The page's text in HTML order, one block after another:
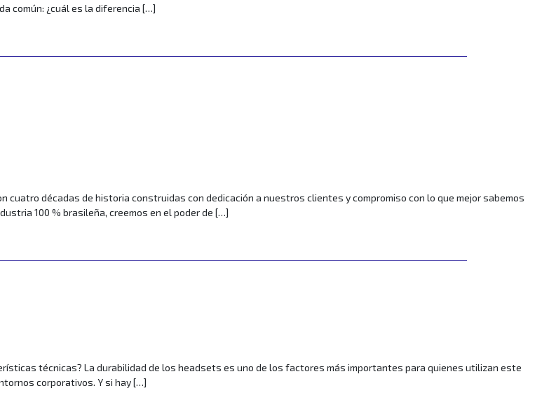
común: ¿cuál es la diferencia […]
cuatro décadas de historia construidas con dedicación a nuestros clientes y compromiso con lo que mejor sabemos
100 % brasileña, creemos en el poder de […]
técnicas? La durabilidad de los headsets es uno de los factores más importantes para quienes utilizan este
corporativos. Y si hay […]